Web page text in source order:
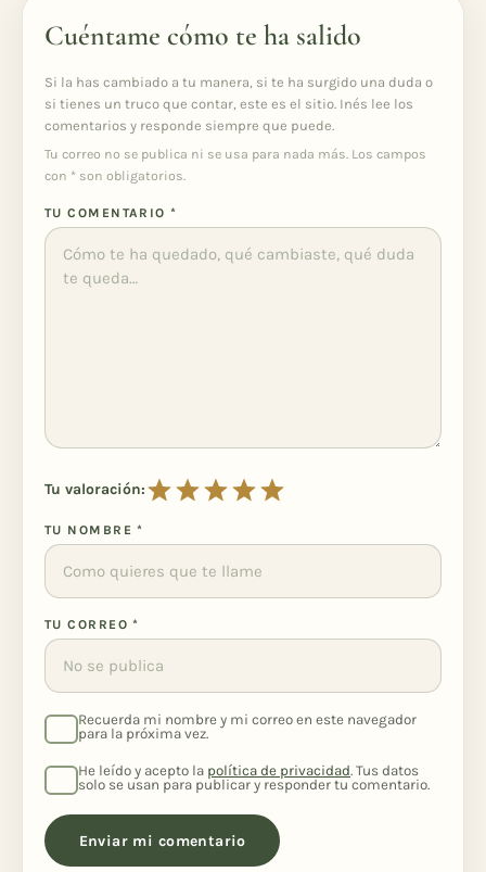
Cuéntame cómo te ha salido
Si la has cambiado a tu manera, si te ha surgido una duda o
si tienes un truco que contar, este es el sitio. Inés lee los
comentarios y responde siempre que puede.
Tu correo no se publica ni se usa para nada más. Los campos
con * son obligatorios.
TU COMENTARIO *
Tu valoración:
TU NOMBRE *
TU CORREO *
Recuerda mi nombre y mi correo en este navegador
para la próxima vez.
He leído y acepto la política de privacidad. Tus datos
solo se usan para publicar y responder tu comentario.